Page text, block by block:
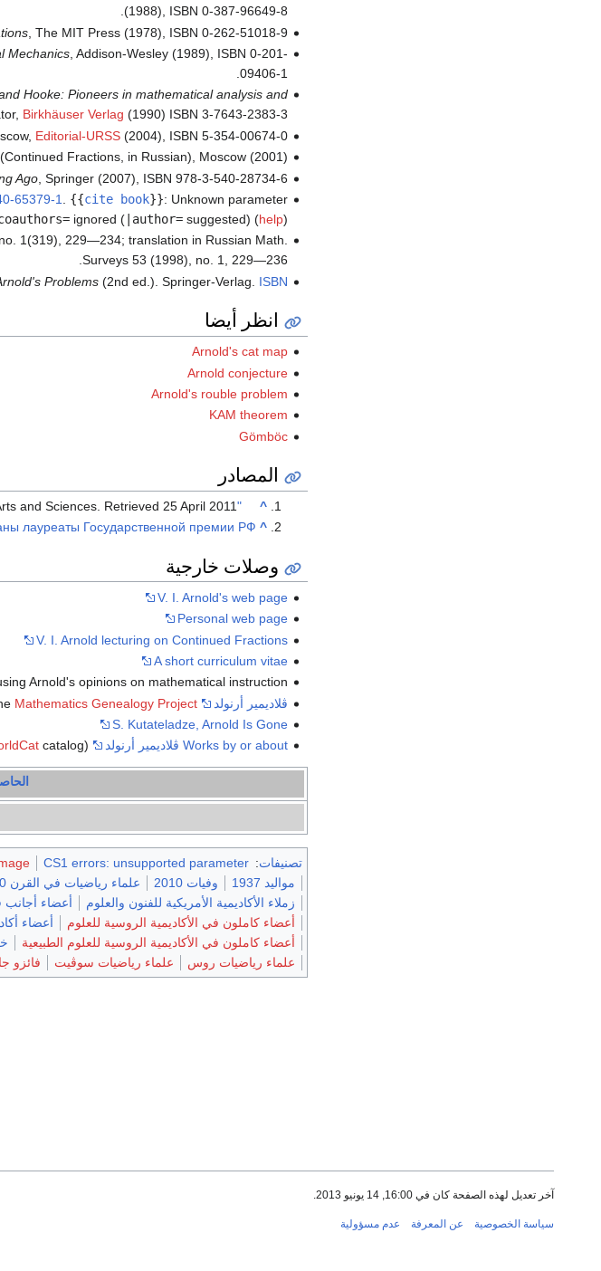
(1988), ISBN 0-387-96649-8.
, The MIT Press (1978), ISBN 0-262-51018-9.
Mechanics, Addison-Wesley (1989), ISBN 0-201-
09406-1.
Hooke: Pioneers in mathematical analysis and
Birkhäuser Verlag (1990) ISBN 3-7643-2383-3 .
Editorial-URSS(2004), ISBN 5-354-00674-0.
Fractions, in Russian), Moscow (2001).
Ago, Springer (2007), ISBN 978-3-540-28734-6.
65379-1 {{cite book}}: Unknown parameter
ignored (|author=suggested) (help)
1(319), 229—234; translation in Russian Math.
Surveys 53 (1998), no. 1, 229—236.
Problems(2nd ed.). Springer-Verlag. ISBN
انظر أيضا
Arnold's cat map
Arnold conjecture
Arnold's rouble problem
KAM theorem
Gömböc
المصادر
^
"Book of Members, 1780-2010: Chapter A"
and Sciences . Retrieved 25 April 2011
^
лауреаты Государственной премии РФ
وصلات خارجية
V. I. Arnold's web page
Personal web page
V. I. Arnold lecturing on Continued Fractions
A short curriculum vitae
Arnold's opinions on mathematical instruction
ڤلاديمير أرنولد
at the
Mathematics Genealogy Project
S. Kutateladze, Arnold Is Gone
Works by or about ڤلاديمير أرنولد
catalog)
تصنيفات:
CS1 errors: unsupported parameter
مواليد 1937
وفيات 2010 علماء رياضيات في القرن 20
زملاء الأكاديمية الأمريكية للفنون والعلوم
أعضاء أجانب
أعضاء كاملون في الأكاديمية الروسية للعلوم
أعضاء
أعضاء كاملون في الأكاديمية الروسية للعلوم الطبيعية
علماء رياضيات روس
علماء رياضيات سوڤيت فائزو
آخر تعديل لهذه الصفحة كان في 16:00, 14 يونيو 2013.
سياسة الخصوصية عن المعرفة عدم مسؤولية